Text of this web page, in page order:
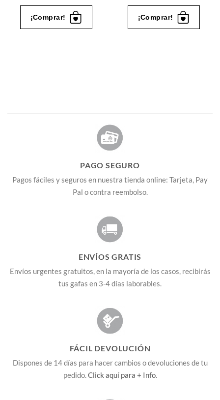
original
era:
19.90 €.0.00 €.
¡Comprar!
original
era:
34.90 €.0.00 €.
¡Comprar!
PAGO SEGURO
Pagos fáciles y seguros en nuestra tienda online: Tarjeta, Pay
Pal o contra reembolso.
ENVÍOS GRATIS
Envíos urgentes gratuitos, en la mayoría de los casos, recibirás
tus gafas en 3-4 días laborables.
FÁCIL DEVOLUCIÓN
Dispones de 14 días para hacer cambios o devoluciones de tu
pedido.Click aquí para + Info.